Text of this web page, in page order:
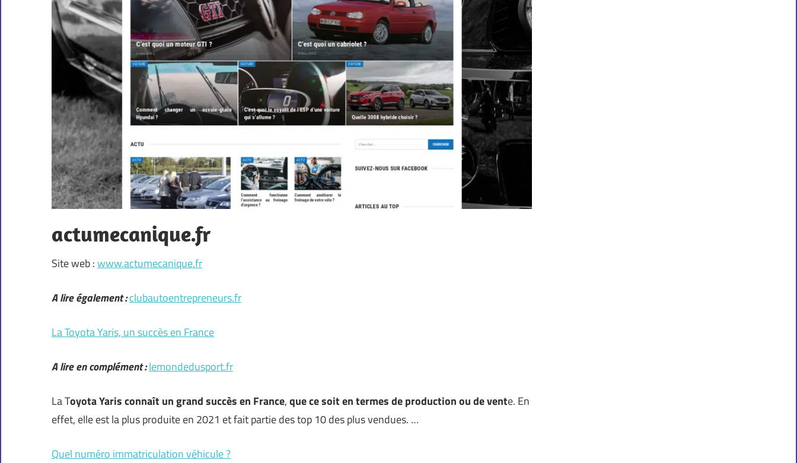
actumecanique.fr
Site web :www.actumecanique.fr
A lire également :clubautoentrepreneurs.fr
La Toyota Yaris, un succès en France
A lire en complément :lemondedusport.fr
La Toyota Yaris connaît un grand succès en France,que ce soit en termes de production ou de vente. En
effet, elle est la plus produite en 2021 et fait partie des top 10 des plus vendues. …
Quel numéro immatriculation véhicule ?